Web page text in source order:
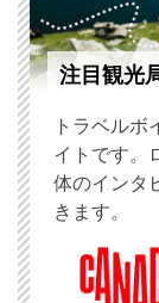
注目観光
トラベルボ
イトです。
体のインタ
きます。